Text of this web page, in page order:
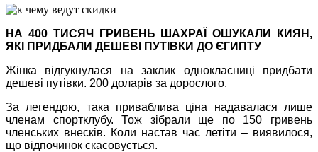
НА 400 ТИСЯЧ ГРИВЕНЬ ШАХРАЇ ОШУКАЛИ КИЯН,
ЯКІ ПРИДБАЛИ ДЕШЕВІ ПУТІВКИ ДО ЄГИПТУ
Жінка відгукнулася на заклик однокласниці придбати
дешеві путівки. 200 доларів за дорослого.
За легендою, така приваблива ціна надавалася лише
членам спортклубу. Тож зібрали ще по 150 гривень
членських внесків. Коли настав час летіти – виявилося,
що відпочинок скасовується.